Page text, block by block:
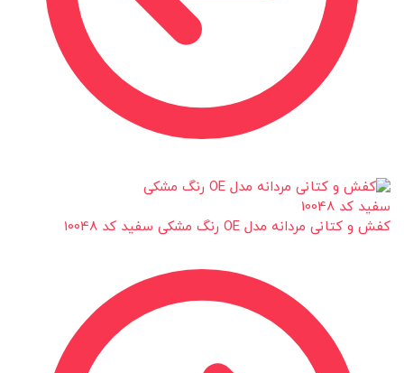
کفش و کتانی مردانه مدل OE رنگ مشکی سفید کد 10048